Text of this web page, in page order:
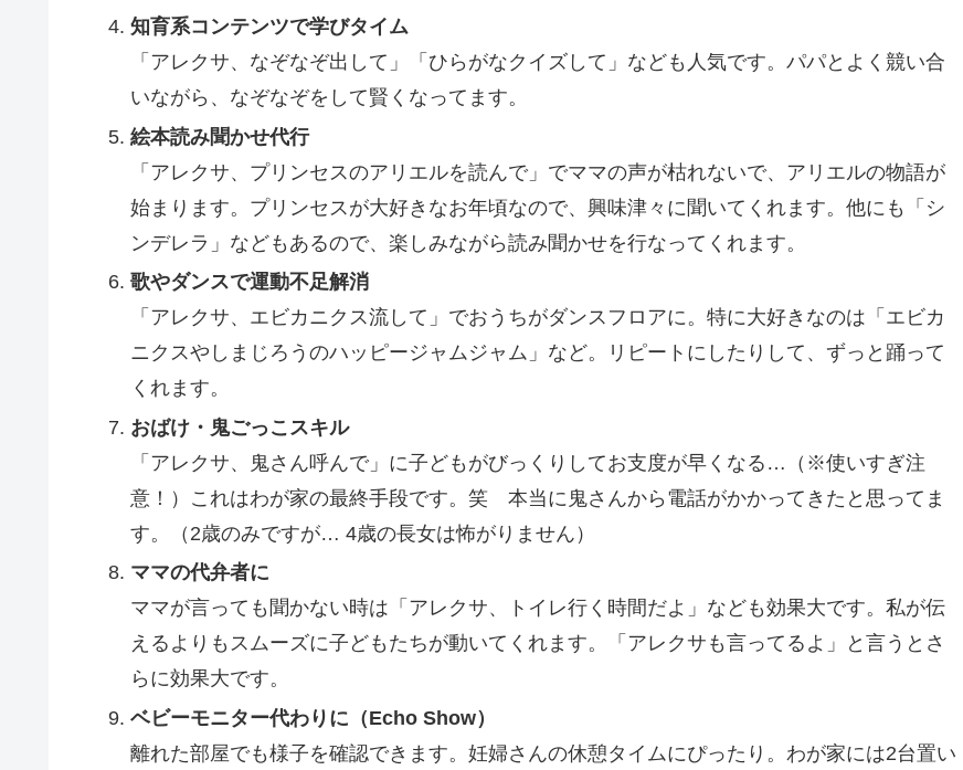
知育系コンテンツで学びタイム
「アレクサ、なぞなぞ出して」「ひらがなクイズして」なども人気です。パパとよく競い合
いながら、なぞなぞをして賢くなってます。
絵本読み聞かせ代行
「アレクサ、プリンセスのアリエルを読んで」でママの声が枯れないで、アリエルの物語が
始まります。プリンセスが大好きなお年頃なので、興味津々に聞いてくれます。他にも「シ
ンデレラ」などもあるので、楽しみながら読み聞かせを行なってくれます。
歌やダンスで運動不足解消
「アレクサ、エビカニクス流して」でおうちがダンスフロアに。特に大好きなのは「エビカ
ニクスやしまじろうのハッピージャムジャム」など。リピートにしたりして、ずっと踊って
くれます。
おばけ・鬼ごっこスキル
「アレクサ、鬼さん呼んで」に子どもがびっくりしてお支度が早くなる…（※使いすぎ注
意！）これはわが家の最終手段です。笑 本当に鬼さんから電話がかかってきたと思ってま
す。（2歳のみですが… 4歳の長女は怖がりません）
ママの代弁者に
ママが言っても聞かない時は「アレクサ、トイレ行く時間だよ」なども効果大です。私が伝
えるよりもスムーズに子どもたちが動いてくれます。「アレクサも言ってるよ」と言うとさ
らに効果大です。
ベビーモニター代わりに（Echo Show）
離れた部屋でも様子を確認できます。妊婦さんの休憩タイムにぴったり。わが家には2台置い